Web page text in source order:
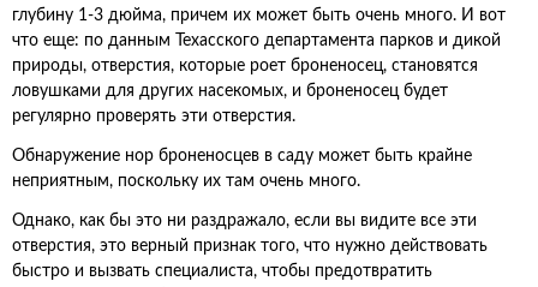
глубину 1-3 дюйма, причем их может быть очень много. И вот
что еще: по данным Техасского департамента парков и дикой
природы, отверстия, которые роет броненосец, становятся
ловушками для других насекомых, и броненосец будет
регулярно проверять эти отверстия.
Обнаружение нор броненосцев в саду может быть крайне
неприятным, поскольку их там очень много.
Однако, как бы это ни раздражало, если вы видите все эти
отверстия, это верный признак того, что нужно действовать
быстро и вызвать специалиста, чтобы предотвратить